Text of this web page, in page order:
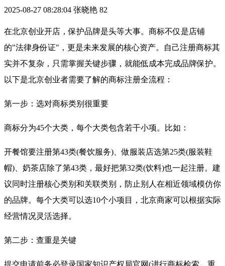
2025-08-27 08:28:04 张晓艳 82
在北京创业开店，保护品牌是头等大事。商标不仅是店铺
的"法律身份证"，更是未来发展的核心资产。自己注册商标其
实并不复杂，只需掌握关键步骤，就能低成本完成品牌保护。
以下是北京创业者需要了解的商标注册全流程：
第一步：选对商标类别很重要
商标分为45个大类，每个大类包含若干小项。比如：
开餐馆要注册第43类(餐饮服务)、做服装店选第25类(服装鞋
帽)、奶茶店除了第43类，最好把第32类(饮料)也一起注册。建
议同时注册核心类别和关联类别，防止别人在相近领域模仿你
的品牌。每个大类可以选10个小项目，北京商家可以根据实际
经营情况灵活选择。
第二步：查重是关键
提交申请前务必登录国家知识产权局官网(进行商标检索。重